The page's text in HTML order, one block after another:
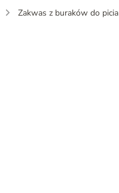
Zakwas z buraków do picia